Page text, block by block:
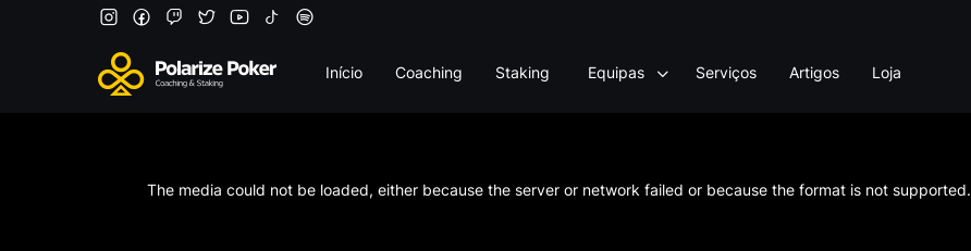
Início Coaching Staking Equipas Serviços Artigos Loja
The media could not be loaded, either because the server or network failed or because the format is not supported.